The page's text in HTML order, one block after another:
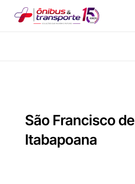
São Francisco de
Itabapoana